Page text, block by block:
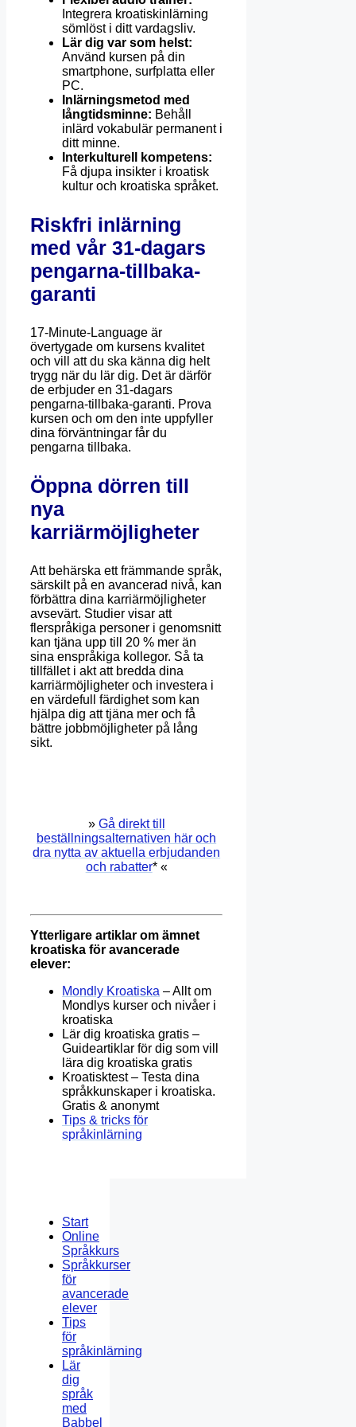
Integrera kroatiskinlärning
sömlöst i ditt vardagsliv.
Lär dig var som helst:
Använd kursen på din
smartphone, surfplatta eller
PC.
Inlärningsmetod med
långtidsminne: Behåll
inlärd vokabulär permanent i
ditt minne.
Interkulturell kompetens:
Få djupa insikter i kroatisk
kultur och kroatiska språket.
Riskfri inlärning
med vår 31-dagars
pengarna-tillbaka-
garanti
17-Minute-Language är
övertygade om kursens kvalitet
och vill att du ska känna dig helt
trygg när du lär dig. Det är därför
de erbjuder en 31-dagars
pengarna-tillbaka-garanti. Prova
kursen och om den inte uppfyller
dina förväntningar får du
pengarna tillbaka.
Öppna dörren till
nya
karriärmöjligheter
Att behärska ett främmande språk,
särskilt på en avancerad nivå, kan
förbättra dina karriärmöjligheter
avsevärt. Studier visar att
flerspråkiga personer i genomsnitt
kan tjäna upp till 20 % mer än
sina enspråkiga kollegor. Så ta
tillfället i akt att bredda dina
karriärmöjligheter och investera i
en värdefull färdighet som kan
hjälpa dig att tjäna mer och få
bättre jobbmöjligheter på lång
sikt.
» Gå direkt till
beställningsalternativen här och
dra nytta av aktuella erbjudanden
och rabatter* «
Ytterligare artiklar om ämnet
kroatiska för avancerade
elever:
Mondly Kroatiska – Allt om
Mondlys kurser och nivåer i
kroatiska
Lär dig kroatiska gratis –
Guideartiklar för dig som vill
lära dig kroatiska gratis
Kroatisktest – Testa dina
språkkunskaper i kroatiska.
Gratis & anonymt
Tips & tricks för
språkinlärning
Start
Online
Språkkurs
Språkkurser
för
avancerade
elever
Tips
för
språkinlärning
Lär
dig
språk
med
Babbel